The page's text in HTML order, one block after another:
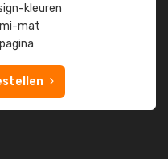
kleuren
mat